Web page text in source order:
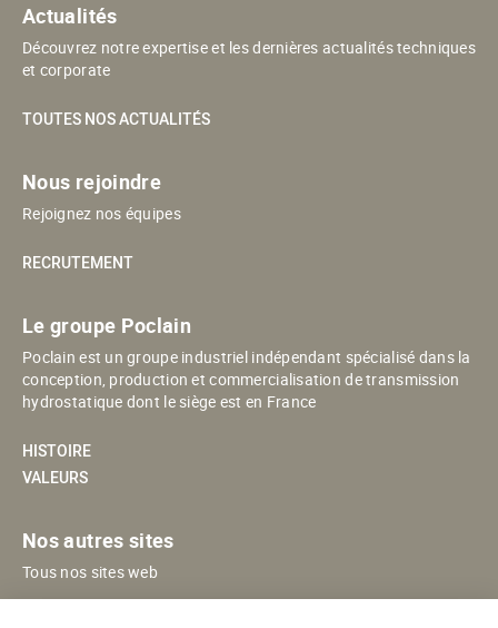
Actualités
Découvrez notre expertise et les dernières actualités techniques
et corporate
TOUTES NOS ACTUALITÉS
Nous rejoindre
Rejoignez nos équipes
RECRUTEMENT
Le groupe Poclain
Poclain est un groupe industriel indépendant spécialisé dans la
conception, production et commercialisation de transmission
hydrostatique dont le siège est en France
HISTOIRE
VALEURS
Nos autres sites
Tous nos sites web